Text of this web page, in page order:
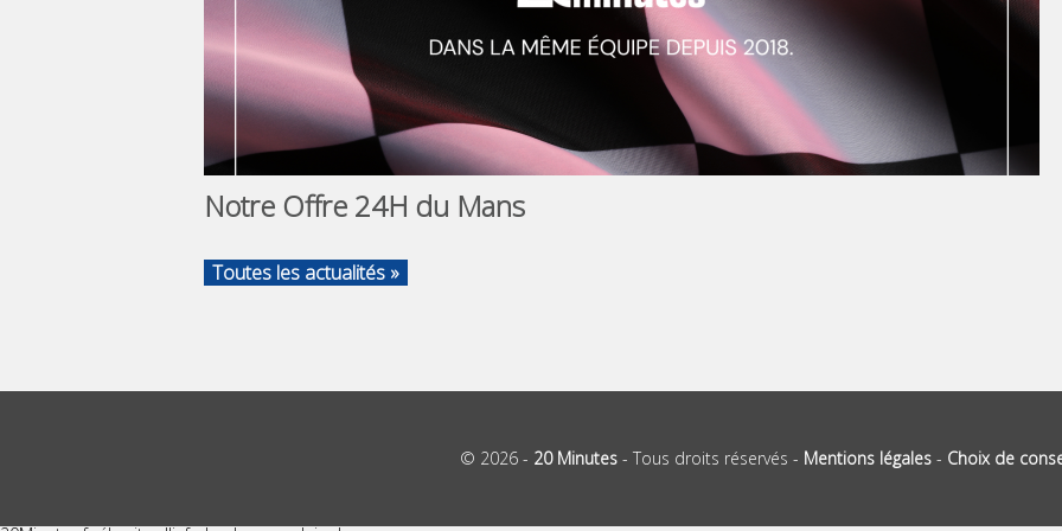
Notre Offre 24H du Mans
Toutes les actualités »
© 2026 - 20 Minutes- Tous droits réservés - Mentions légales- Choix de